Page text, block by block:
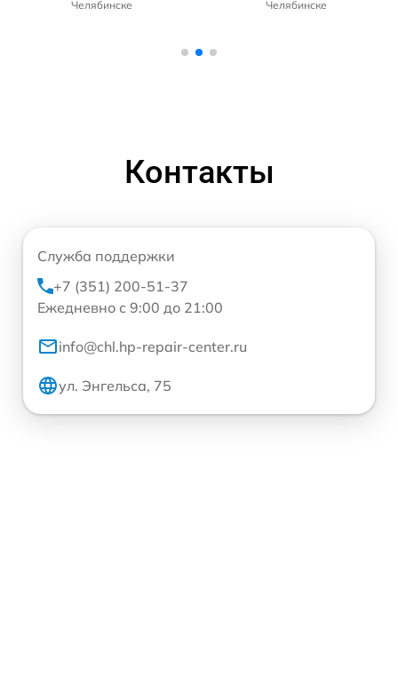
Челябинске
Челябинске
Контакты
Служба поддержки
+7 (351) 200-51-37
Ежедневно с 9:00 до 21:00
info@chl.hp-repair-center.ru
ул. Энгельса, 75